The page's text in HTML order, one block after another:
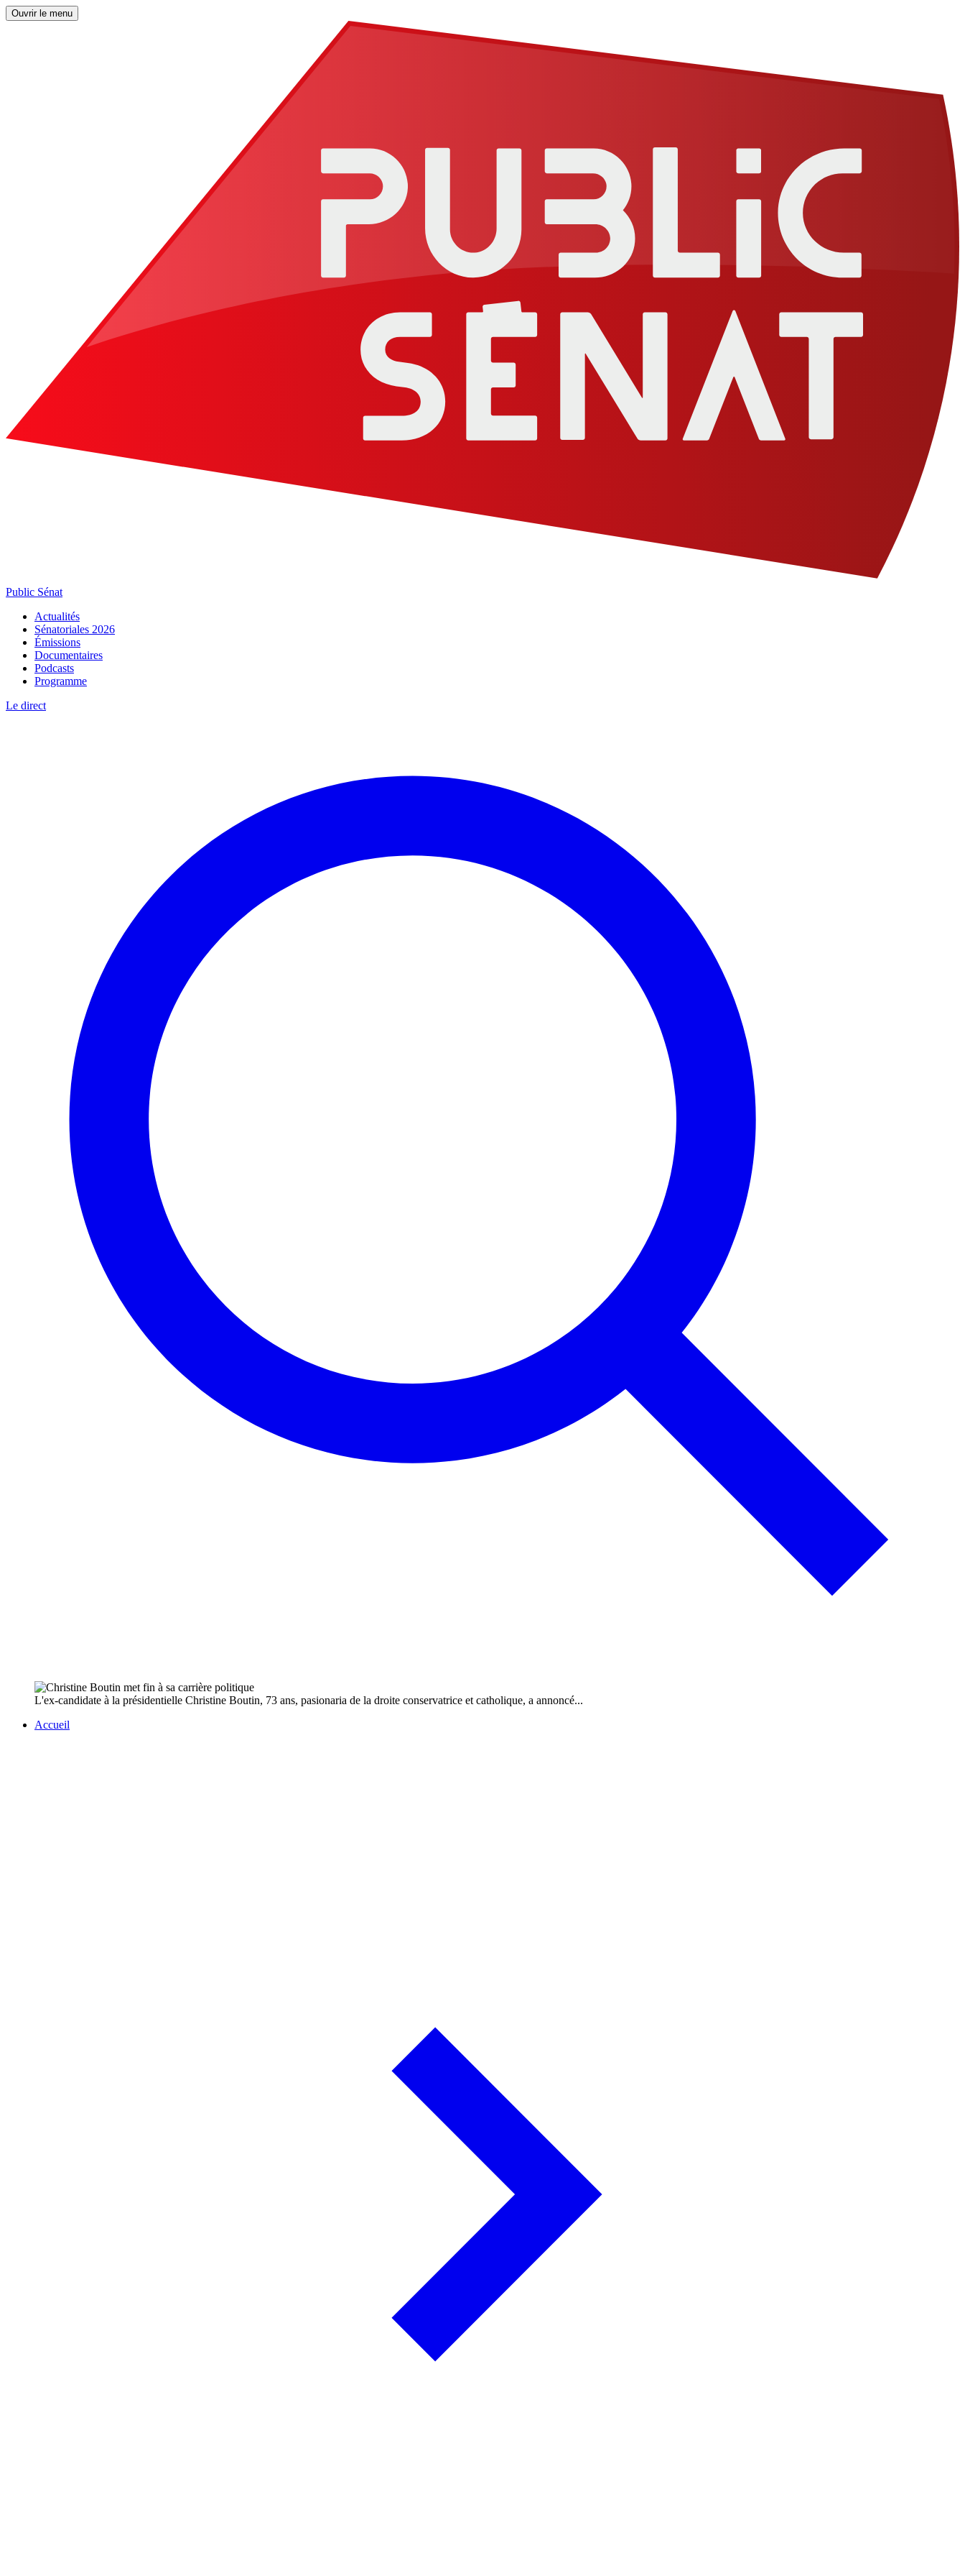
Ouvrir le menu
Public Sénat
Actualités
Sénatoriales 2026
Émissions
Documentaires
Podcasts
Programme
Le direct
L'ex-candidate à la présidentielle Christine Boutin, 73 ans, pasionaria de la droite conservatrice et catholique, a annoncé...
Accueil